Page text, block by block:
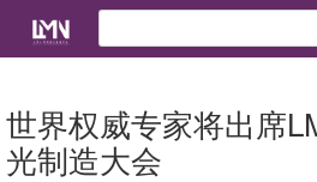
世界权威专家将出席
光制造大会